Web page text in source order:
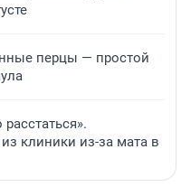
перцы — простой
клиники из-за мата в